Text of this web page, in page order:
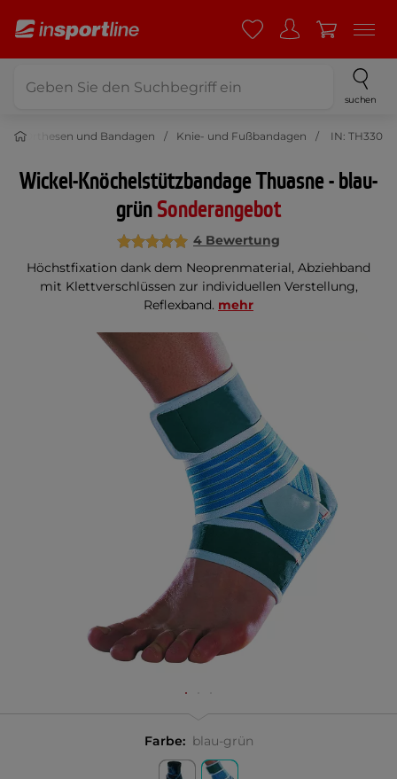
suchen
Orthesen und Bandagen Knie- und Fußbandagen IN: TH330
Wickel-Knöchelstützbandage Thuasne - blau-
grünSonderangebot
4 Bewertung
Höchstfixation dank dem Neoprenmaterial, Abziehband
mit Klettverschlüssen zur individuellen Verstellung,
Reflexband. mehr
Farbe: blau-grün